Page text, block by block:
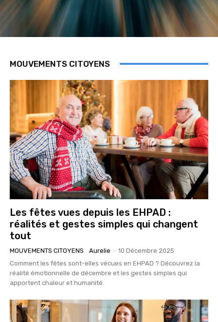
MOUVEMENTS CITOYENS
Les fêtes vues depuis les EHPAD :
réalités et gestes simples qui changent
tout
MOUVEMENTS CITOYENS Aurelie - 10 Décembre 2025
Comment les fêtes sont-elles vécues en EHPAD ? Découvrez la
réalité émotionnelle de décembre et les gestes simples qui
apportent chaleur et humanité.